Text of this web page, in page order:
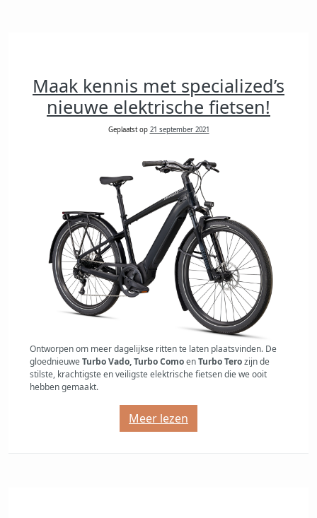
Maak kennis met specialized’s
nieuwe elektrische fietsen!
Geplaatst op 21 september 2021
Ontworpen om meer dagelijkse ritten te laten plaatsvinden. De
gloednieuweTurbo Vado, Turbo ComoenTurbo Terozijn de
stilste, krachtigste en veiligste elektrische fietsen die we ooit
hebben gemaakt.
Meer lezen